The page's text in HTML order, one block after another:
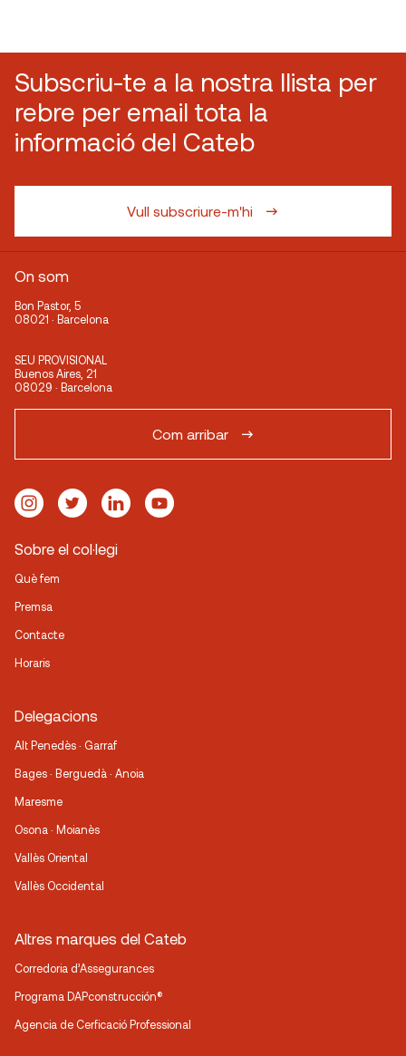
Subscriu-te a la nostra llista per
rebre per email tota la
informació del Cateb
Vull subscriure-m'hi
On som
Bon Pastor, 5
08021 · Barcelona
SEU PROVISIONAL
Buenos Aires, 21
08029 · Barcelona
Com arribar
Sobre el col·legi
Què fem
Premsa
Contacte
Horaris
Delegacions
Alt Penedès · Garraf
Bages · Berguedà · Anoia
Maresme
Osona · Moianès
Vallès Oriental
Vallès Occidental
Altres marques del Cateb
Corredoria d’Assegurances
Programa DAPconstrucción®
Agencia de Cerficació Professional